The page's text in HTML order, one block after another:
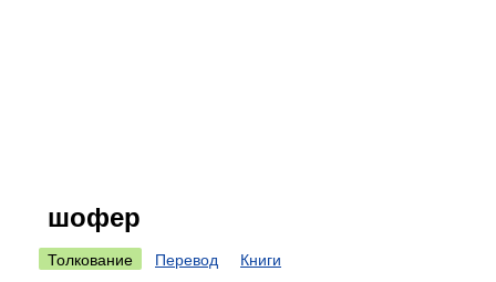
шофер
Толкование Перевод Книги